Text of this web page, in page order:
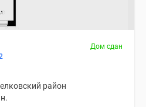
Дом сдан
район